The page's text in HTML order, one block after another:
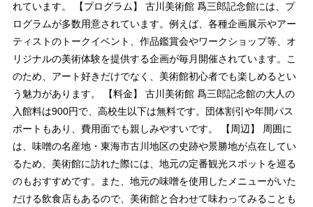
れています。 【プログラム】 古川美術館 爲三郎記念館には、プ
ログラムが多数用意されています。例えば、各種企画展示やアー
ティストのトークイベント、作品鑑賞会やワークショップ等、オ
リジナルの美術体験を提供する企画が毎月開催されています。こ
のため、アート好きだけでなく、美術館初心者でも楽しめるとい
う魅力があります。 【料金】 古川美術館 爲三郎記念館の大人の
入館料は900円で、高校生以下は無料です。団体割引や年間パス
ポートもあり、費用面でも親しみやすいです。 【周辺】 周囲に
は、味噌の名産地・東海市古川地区の史跡や景勝地が点在してい
るため、美術館に訪れた際には、地元の定番観光スポットを巡る
のもおすすめです。また、地元の味噌を使用したメニューがいた
だける飲食店もあるので、美術館と合わせて味わってみることも